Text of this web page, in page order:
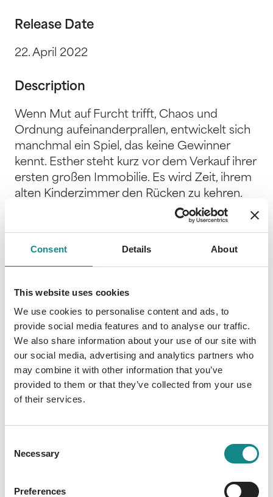
Consent Details About
This website uses cookies
We use cookies to personalise content and ads, to
provide social media features and to analyse our traffic.
We also share information about your use of our site with
our social media, advertising and analytics partners who
may combine it with other information that you’ve
provided to them or that they’ve collected from your use
of their services.
Selection
Necessary
Preferences
Release Date
22. April 2022
Description
Wenn Mut auf Furcht trifft, Chaos und
Ordnung aufeinanderprallen, entwickelt sich
manchmal ein Spiel, das keine Gewinner
kennt. Esther steht kurz vor dem Verkauf ihrer
ersten großen Immobilie. Es wird Zeit, ihrem
alten Kinderzimmer den Rücken zu kehren.
Dafür braucht Esther nur noch diese
Provision. Leider gibt es da ein Problem. Ein
wollte Esther Sam unbedingt wiedersehen.
Und das nicht nur, weil ihr Sohn bei diesem
One-Night-Stand entstand. Doch nicht jetzt.
Nicht hier. Nicht an dem Tag, an dem ihr
Leben endlich in geordnete Bahnen rutschen
sollte. Stattdessen stürzt alles ins Chaos.
Esthers Pläne, der Auftrag und allem voran
ihre Gefühlswelt. Band 3 der Atlanta-